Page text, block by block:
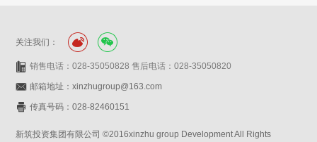
关注我们：
销售电话：028-35050828 售后电话：028-35050820
邮箱地址：xinzhugroup@163.com
传真号码：028-82460151
新筑投资集团有限公司 ©2016xinzhu group Development All Rights